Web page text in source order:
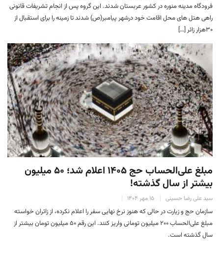
فرودگاه مدینه منوره در کشور عربستان شدند. این گروه پس از انجام تشریفات قانونی
راهی هتل های محل اقامت خود درشهر پیامبر(ص) شدند تا زمینه را برای استقبال از
۳۰هزار زائر […]
مبلغ علی‌الحساب حج ۱۴۰۵ اعلام شد؛ ۵۰ میلیون
بیشتر از سال گذشته!
سید علی رضا حسینی ۱۵ مهر ۱۴۰۴
سازمان حج و زیارت در حالی که هنوز نرخ نهایی سفر را اعلام نکرده، از زائران خواسته
مبلغ علی‌الحساب ۲۰۰ میلیون تومانی واریز کنند. این رقم ۵۰ میلیون تومان بیشتر از
سال گذشته است.